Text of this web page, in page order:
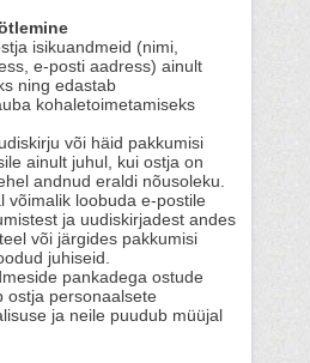
isikuandmeid (nimi,
e-posti aadress) ainult
ning edastab
kohaletoimetamiseks
või häid pakkumisi
ainult juhul, kui ostja on
andnud eraldi nõusoleku.
võimalik loobuda e-postile
ja uudiskirjadest andes
või järgides pakkumisi
juhiseid.
pankadega ostude
ostja personaalsete
ja neile puudub müüjal